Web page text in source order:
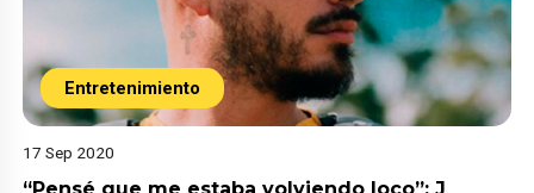
Entretenimiento
17 Sep 2020